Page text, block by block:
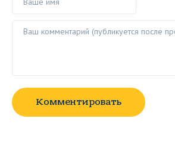
Комментировать